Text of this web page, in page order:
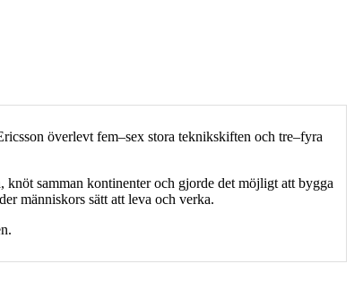
överlevt fem–sex stora teknikskiften och tre–fyra
samman kontinenter och gjorde det möjligt att bygga
människors sätt att leva och verka.